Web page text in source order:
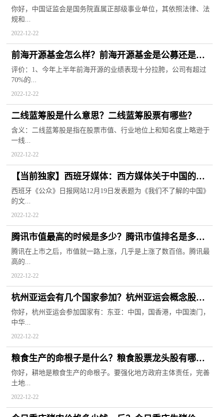
么的？
你好，中国证监会是国务院直属正部级事业单位，其依照法律、法
规和...
2022-12-22
前海开源基金怎么样？前海开源基金是公募还是私
募？
评价：1、今年上半年前海开源的业绩表现十分拉胯，公司有超过
70%的...
2022-12-22
二线蓝筹股是什么意思？二线蓝筹股票有哪些？
含义：二线蓝筹股是指在股票市值、行业地位上和知名度上略逊于
一线...
2022-12-22
【当前独家】西班牙媒体：西方媒体关于中国的描
述“充满谬误”
西班牙《公众》日报网站12月19日发表题为《我们不了解的中国》
的文...
2022-12-22
腾讯市值最高的时候是多少？腾讯市值排名是多
少？
腾讯在上市之后，市值就一路上涨，几乎是上涨了数百倍。腾讯最
高的...
2022-12-22
杭州亚运会有几个国家参加？杭州亚运会概念股龙
头有哪些？
你好，杭州亚运会参加国家有：东亚：中国，国香港，中国澳门，
中华...
2022-12-22
粮食生产的命根子是什么？粮食股票龙头股有哪
些？
你好，耕地是粮食生产的命根子。要强化地方政府主体责任，完善
土地...
2022-12-22